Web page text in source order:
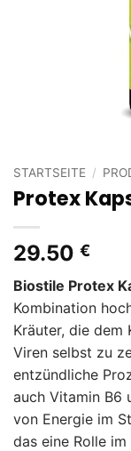
STARTSEITE /
Protex
29.50 €
Biostile Protex
Kombination
Kräuter, die dem
Viren selbst zu
entzündliche
auch Vitamin B6
von Energie im
das eine Rolle